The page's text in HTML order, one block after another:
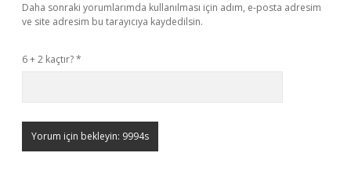
Daha sonraki yorumlarımda kullanılması için adım, e-posta adresim
ve site adresim bu tarayıcıya kaydedilsin.
6 + 2 kaçtır?*